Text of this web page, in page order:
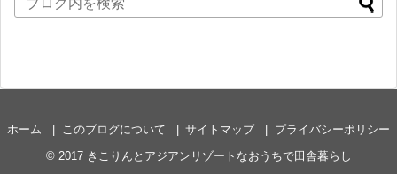
ホーム このブログについて サイトマップ
プライバシーポリシー
© 2017 きこりんとアジアンリゾートなおうちで田舎暮らし